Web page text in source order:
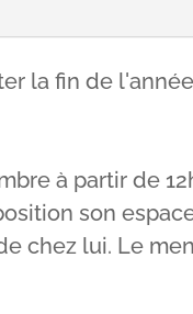
la fin de
à partir de
son
chez lui. Le